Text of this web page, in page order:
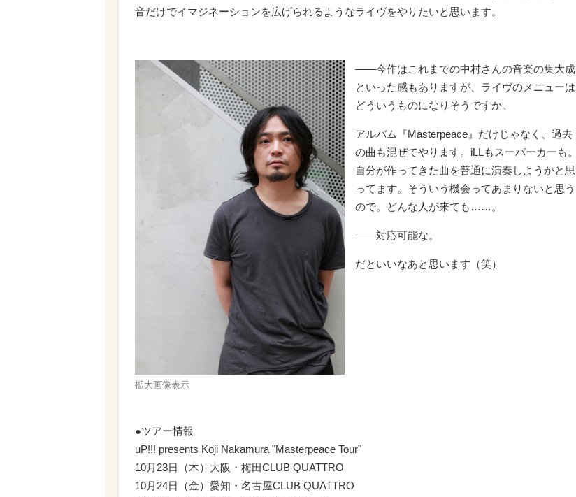
音だけでイマジネーションを広げられるようなライヴをやりたいと思います。
拡大画像表示
――今作はこれまでの中村さんの音楽の集大成
といった感もありますが、ライヴのメニューは
どういうものになりそうですか。
アルバム『Masterpeace』だけじゃなく、過去
の曲も混ぜてやります。iLLもスーパーカーも。
自分が作ってきた曲を普通に演奏しようかと思
ってます。そういう機会ってあまりないと思う
ので。どんな人が来ても……。
――対応可能な。
だといいなあと思います（笑）
●ツアー情報
uP!!! presents Koji Nakamura "Masterpeace Tour"
10月23日（木）大阪・梅田CLUB QUATTRO
10月24日（金）愛知・名古屋CLUB QUATTRO